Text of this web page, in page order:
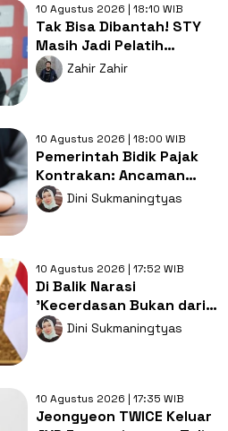
10 Agustus 2026 | 18:10 WIB
Tak Bisa Dibantah! STY
Masih Jadi Pelatih
Terbaik bagi Timnas
Indonesia
Zahir Zahir
10 Agustus 2026 | 18:00 WIB
Pemerintah Bidik Pajak
Kontrakan: Ancaman
Baru bagi Hunian
Terjangkau
Dini Sukmaningtyas
10 Agustus 2026 | 17:52 WIB
Di Balik Narasi
'Kecerdasan Bukan dari
Sekolah': Mengingatkan
Kembali Tanggung Jawab
Dini Sukmaningtyas
10 Agustus 2026 | 17:35 WIB
Jeongyeon TWICE Keluar